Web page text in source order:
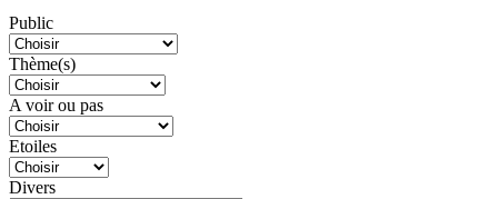
Public
Thème(s)
A voir ou pas
Etoiles
Divers